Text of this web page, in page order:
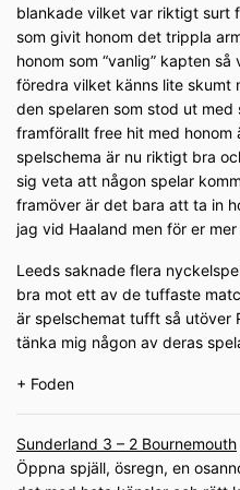
blankade vilket var riktigt surt
som givit honom det trippla
honom som “vanlig” kapten
föredra vilket känns lite skumt
den spelaren som stod ut med
framförallt free hit med
spelschema är nu riktigt bra
sig veta att någon spelar
framöver är det bara att ta in
jag vid Haaland men för er
Leeds saknade flera
bra mot ett av de tuffaste
är spelschemat tufft så utöver
tänka mig någon av deras
+ Foden
Sunderland 3 – 2 Bournemouth
Öppna spjäll, ösregn, en